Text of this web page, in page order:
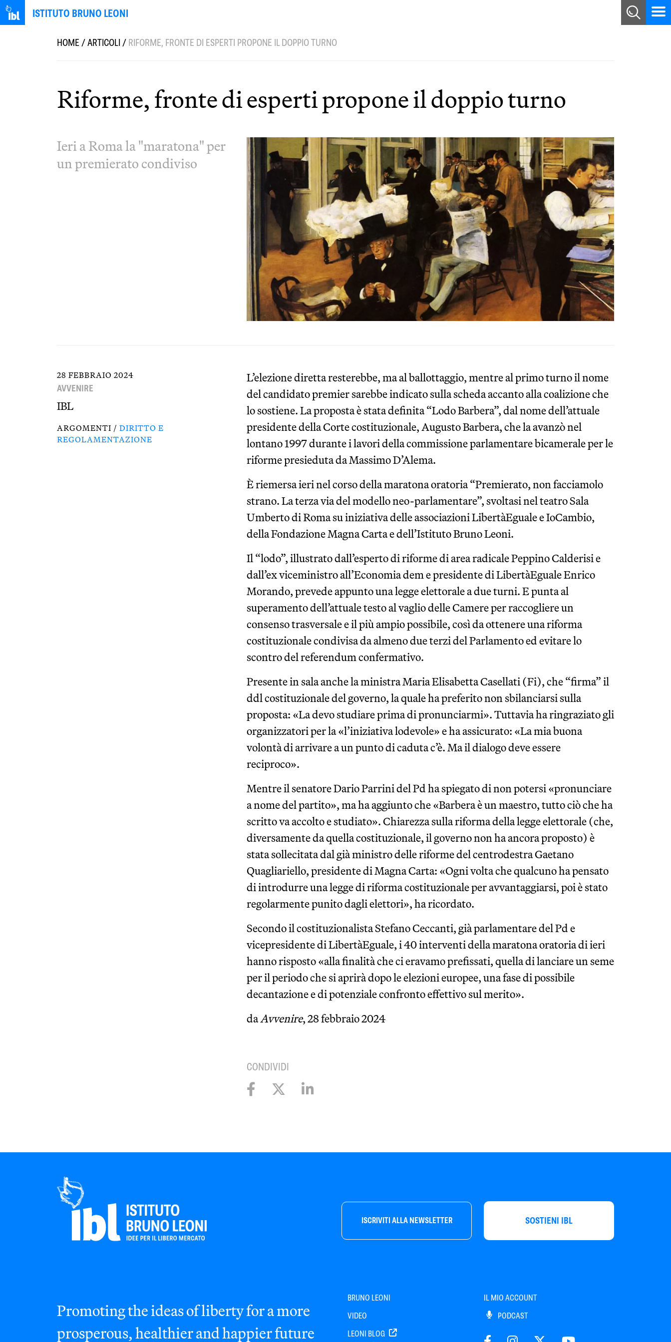
ISTITUTO BRUNO LEONI
HOME/ARTICOLI/RIFORME, FRONTE DI ESPERTI PROPONE IL DOPPIO TURNO
Riforme, fronte di esperti propone il doppio turno
Ieri a Roma la "maratona" per
un premierato condiviso
28 FEBBRAIO 2024
AVVENIRE
IBL
ARGOMENTI / DIRITTO E
REGOLAMENTAZIONE
L’elezione diretta resterebbe, ma al ballottaggio, mentre al primo turno il nome
del candidato premier sarebbe indicato sulla scheda accanto alla coalizione che
lo sostiene. La proposta è stata definita “Lodo Barbera”, dal nome dell’attuale
presidente della Corte costituzionale, Augusto Barbera, che la avanzò nel
lontano 1997 durante i lavori della commissione parlamentare bicamerale per le
riforme presieduta da Massimo D’Alema.
È riemersa ieri nel corso della maratona oratoria “Premierato, non facciamolo
strano. La terza via del modello neo-parlamentare”, svoltasi nel teatro Sala
Umberto di Roma su iniziativa delle associazioni LibertàEguale e IoCambio,
della Fondazione Magna Carta e dell’Istituto Bruno Leoni.
Il “lodo”, illustrato dall’esperto di riforme di area radicale Peppino Calderisi e
dall’ex viceministro all’Economia dem e presidente di LibertàEguale Enrico
Morando, prevede appunto una legge elettorale a due turni. E punta al
superamento dell’attuale testo al vaglio delle Camere per raccogliere un
consenso trasversale e il più ampio possibile, così da ottenere una riforma
costituzionale condivisa da almeno due terzi del Parlamento ed evitare lo
scontro del referendum confermativo.
Presente in sala anche la ministra Maria Elisabetta Casellati (Fi), che “firma” il
ddl costituzionale del governo, la quale ha preferito non sbilanciarsi sulla
proposta: «La devo studiare prima di pronunciarmi». Tuttavia ha ringraziato gli
organizzatori per la «l’iniziativa lodevole» e ha assicurato: «La mia buona
volontà di arrivare a un punto di caduta c’è. Ma il dialogo deve essere
reciproco».
Mentre il senatore Dario Parrini del Pd ha spiegato di non potersi «pronunciare
a nome del partito», ma ha aggiunto che «Barbera è un maestro, tutto ciò che ha
scritto va accolto e studiato». Chiarezza sulla riforma della legge elettorale (che,
diversamente da quella costituzionale, il governo non ha ancora proposto) è
stata sollecitata dal già ministro delle riforme del centrodestra Gaetano
Quagliariello, presidente di Magna Carta: «Ogni volta che qualcuno ha pensato
di introdurre una legge di riforma costituzionale per avvantaggiarsi, poi è stato
regolarmente punito dagli elettori», ha ricordato.
Secondo il costituzionalista Stefano Ceccanti, già parlamentare del Pd e
vicepresidente di LibertàEguale, i 40 interventi della maratona oratoria di ieri
hanno risposto «alla finalità che ci eravamo prefissati, quella di lanciare un seme
per il periodo che si aprirà dopo le elezioni europee, una fase di possibile
decantazione e di potenziale confronto effettivo sul merito».
daAvvenire, 28 febbraio 2024
CONDIVIDI
ISCRIVITI ALLA NEWSLETTER SOSTIENI IBL
Promoting the ideas of liberty for a more
prosperous, healthier and happier future
BRUNO LEONI
VIDEO
LEONI BLOG
IL MIO ACCOUNT
PODCAST